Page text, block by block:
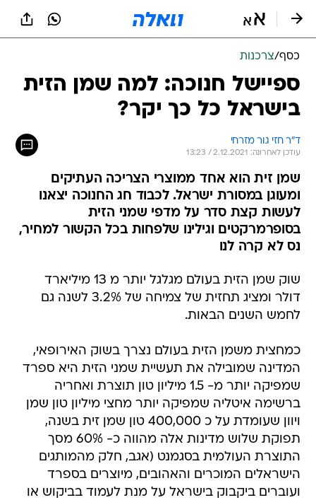
כסף/צרכנות
ספיישל חנוכה: למה שמן הזית
בישראל כל כך יקר?
ד"ר חזי גור מזרחי
עודכן לאחרונה: 2.12.2021 / 13:23
שמן זית הוא אחד ממוצרי הצריכה העתיקים
ומעוגן במסורת ישראל. לכבוד חג החנוכה יצאנו
לעשות קצת סדר על מדפי שמני הזית
בסופרמרקטים וגילינו שלפחות בכל הקשור למחיר,
נס לא קרה לנו
שוק שמן הזית בעולם מגלגל יותר מ 13 מיליארד
דולר ומציג תחזית של צמיחה של 3.2% לשנה גם
לחמש השנים הבאות.
כמחצית משמן הזית בעולם נצרך בשוק האירופאי,
המדינה שמובילה את תעשיית שמני הזית היא ספרד
שמפיקה יותר מ- 1.5 מיליון טון תוצרת ואחריה
ברשימה איטליה שמפיקה יותר מחצי מיליון טון שמן
ויוון שעומדת על כ 400,000 טון שמן זית בשנה,
תפוקת שלוש מדינות אלה מהווה כ- 60% מסך
התוצרת העולמית בסגמנט (אגב, חלק מהמותגים
הישראלים המוכרים והאהובים, מיוצרים בספרד
ועוברים ביקבוק בישראל על מנת לעמוד בביקוש או